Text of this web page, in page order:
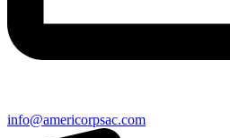
info@americorpsac.com